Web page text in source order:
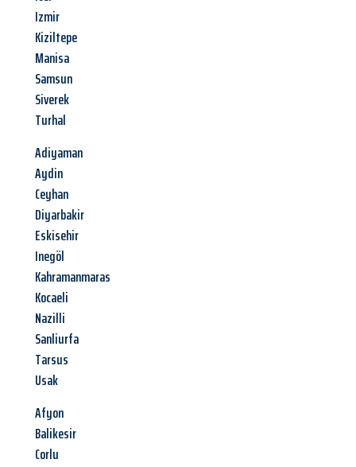
Izmir
Kiziltepe
Manisa
Samsun
Siverek
Turhal
Adiyaman
Aydin
Ceyhan
Diyarbakir
Eskisehir
Inegöl
Kahramanmaras
Kocaeli
Nazilli
Sanliurfa
Tarsus
Usak
Afyon
Balikesir
Corlu